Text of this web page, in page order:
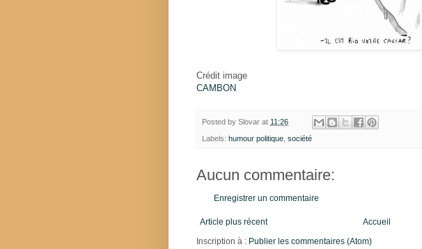
Crédit image
CAMBON
Posted by Slovar at 11:26
Labels: humour politique, société
Aucun commentaire:
Enregistrer un commentaire
Article plus récent
Accueil
Inscription à : Publier les commentaires (Atom)